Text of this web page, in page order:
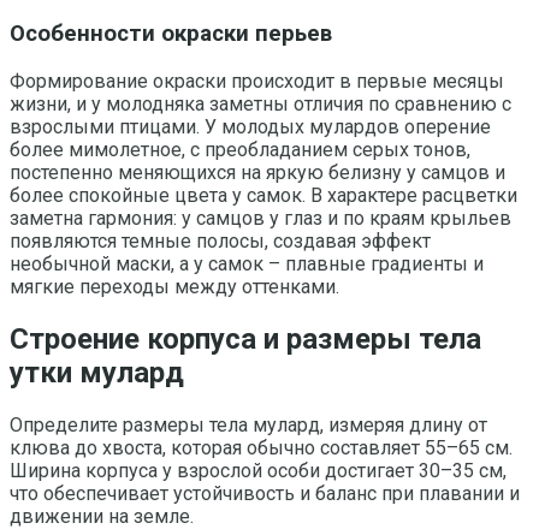
Особенности окраски перьев
Формирование окраски происходит в первые месяцы
жизни, и у молодняка заметны отличия по сравнению с
взрослыми птицами. У молодых мулардов оперение
более мимолетное, с преобладанием серых тонов,
постепенно меняющихся на яркую белизну у самцов и
более спокойные цвета у самок. В характере расцветки
заметна гармония: у самцов у глаз и по краям крыльев
появляются темные полосы, создавая эффект
необычной маски, а у самок – плавные градиенты и
мягкие переходы между оттенками.
Строение корпуса и размеры тела
утки мулард
Определите размеры тела мулард, измеряя длину от
клюва до хвоста, которая обычно составляет 55–65 см.
Ширина корпуса у взрослой особи достигает 30–35 см,
что обеспечивает устойчивость и баланс при плавании и
движении на земле.